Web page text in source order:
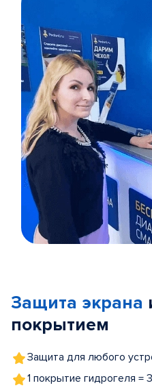
5
Защита экрана
покрытием
Защита для любого
1 покрытие гидрогеля =